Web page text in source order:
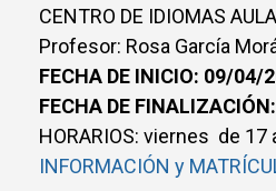
CENTRO DE IDIOMAS
Profesor: Rosa García
FECHA DE INICIO: 09/04/
FECHA DE
HORARIOS: viernes de 17
INFORMACIÓN y